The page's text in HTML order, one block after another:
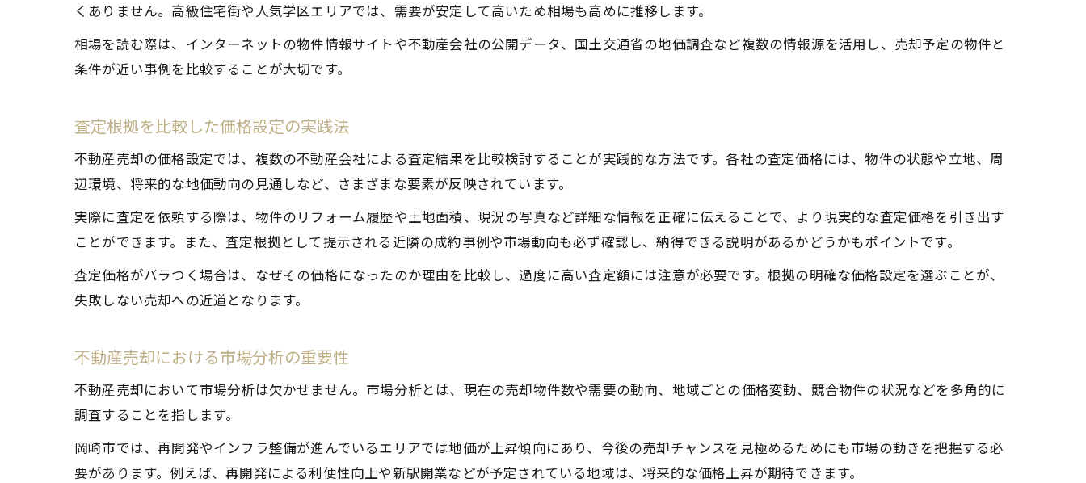
不動産売却に強いマーケットデータの活用術
価格交渉を意識した売却準備の進め方
相場に基づいた適正価格の見極め方
不動産売却で注意すべき価格差の理由
成約事例を参考にした価格設定術
地価変動に強い売却戦略の考え方
地価変動を見据えた不動産売却戦略の基本
地価変動リスクを抑える売却方法とは
くありません。高級住宅街や人気学区エリアでは、需要が安定して高いため相場も高めに推移します。
相場を読む際は、インターネットの物件情報サイトや不動産会社の公開データ、国土交通省の地価調査など複数の情報源を活用し、売却予定の物件と
条件が近い事例を比較することが大切です。
査定根拠を比較した価格設定の実践法
不動産売却の価格設定では、複数の不動産会社による査定結果を比較検討することが実践的な方法です。各社の査定価格には、物件の状態や立地、周
辺環境、将来的な地価動向の見通しなど、さまざまな要素が反映されています。
実際に査定を依頼する際は、物件のリフォーム履歴や土地面積、現況の写真など詳細な情報を正確に伝えることで、より現実的な査定価格を引き出す
ことができます。また、査定根拠として提示される近隣の成約事例や市場動向も必ず確認し、納得できる説明があるかどうかもポイントです。
査定価格がバラつく場合は、なぜその価格になったのか理由を比較し、過度に高い査定額には注意が必要です。根拠の明確な価格設定を選ぶことが、
失敗しない売却への近道となります。
不動産売却における市場分析の重要性
不動産売却において市場分析は欠かせません。市場分析とは、現在の売却物件数や需要の動向、地域ごとの価格変動、競合物件の状況などを多角的に
調査することを指します。
岡崎市では、再開発やインフラ整備が進んでいるエリアでは地価が上昇傾向にあり、今後の売却チャンスを見極めるためにも市場の動きを把握する必
要があります。例えば、再開発による利便性向上や新駅開業などが予定されている地域は、将来的な価格上昇が期待できます。